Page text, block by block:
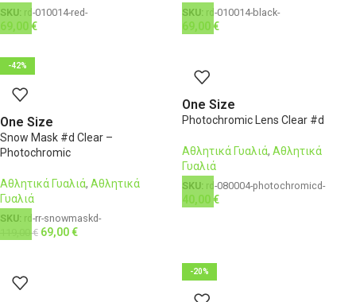
SKU: rd-010014-red-
69,00 €
SKU: rd-010014-black-
69,00 €
-42%
One Size
Snow Mask #d Clear –
Photochromic
Αθλητικά Γυαλιά, Αθλητικά
Γυαλιά
SKU: rd-rr-snowmaskd-
119,00€ 69,00€
One Size
Photochromic Lens Clear #d
Αθλητικά Γυαλιά, Αθλητικά
Γυαλιά
SKU: rd-080004-photochromicd-
40,00 €
-20%